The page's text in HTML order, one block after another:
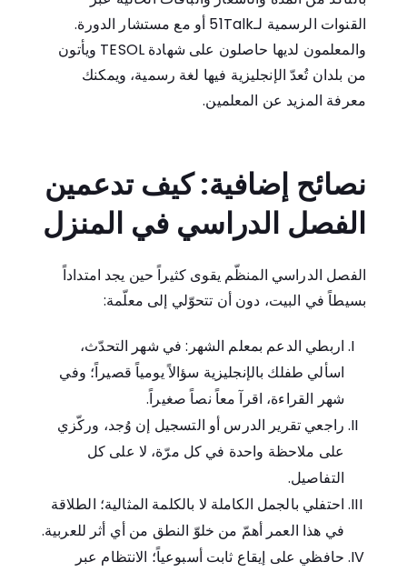
القنوات الرسمية لـ51Talk أو مع مستشار الدورة.
والمعلمون لديها حاصلون على شهادة TESOL ويأتون
من بلدان تُعدّ الإنجليزية فيها لغة رسمية، ويمكنك
معرفة المزيد عن المعلمين.
نصائح إضافية: كيف تدعمين
الفصل الدراسي في المنزل
الفصل الدراسي المنظّم يقوى كثيراً حين يجد امتداداً
بسيطاً في البيت، دون أن تتحوّلي إلى معلّمة:
اربطي الدعم بمعلم الشهر: في شهر التحدّث،
اسألي طفلك بالإنجليزية سؤالاً يومياً قصيراً؛ وفي
شهر القراءة، اقرآ معاً نصاً صغيراً.
راجعي تقرير الدرس أو التسجيل إن وُجد، وركّزي
على ملاحظة واحدة في كل مرّة، لا على كل
التفاصيل.
احتفلي بالجمل الكاملة لا بالكلمة المثالية؛ الطلاقة
في هذا العمر أهمّ من خلوّ النطق من أي أثر للعربية.
حافظي على إيقاع ثابت أسبوعياً؛ الانتظام عبر